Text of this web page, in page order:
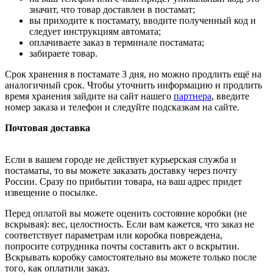
значит, что товар доставлен в постамат;
вы приходите к постамату, вводите полученный код и
следует инструкциям автомата;
оплачиваете заказ в терминале постамата;
забираете товар.
Срок хранения в постамате 3 дня, но можно продлить ещё на
аналогичный срок. Чтобы уточнить информацию и продлить
время хранения зайдите на сайт нашего партнера, введите
номер заказа и телефон и следуйте подсказкам на сайте.
Почтовая доставка
Если в вашем городе не действует курьерская служба и
постаматы, то вы можете заказать доставку через почту
России. Сразу по прибытии товара, на ваш адрес придет
извещение о посылке.
Перед оплатой вы можете оценить состояние коробки (не
вскрывая): вес, целостность. Если вам кажется, что заказ не
соответствует параметрам или коробка повреждена,
попросите сотрудника почты составить акт о вскрытии.
Вскрывать коробку самостоятельно вы можете только после
того, как оплатили заказ.